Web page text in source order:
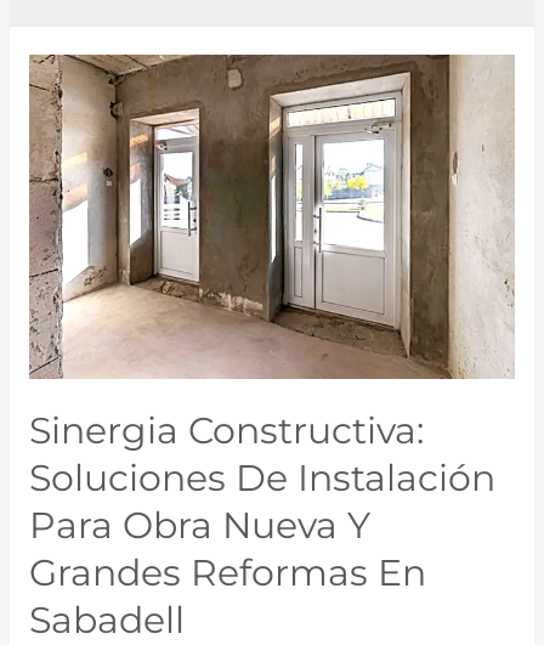
Sinergia Constructiva:
Soluciones De Instalación
Para Obra Nueva Y
Grandes Reformas En
Sabadell